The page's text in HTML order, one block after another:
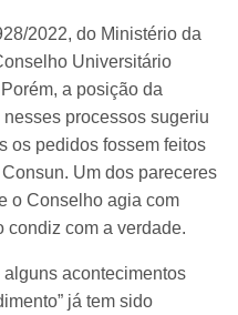
2022, do Ministério da
Universitário
a posição da
processos sugeriu
os pedidos fossem feitos
Um dos pareceres
o Conselho agia com
condiz com a verdade.
acontecimentos
já tem sido